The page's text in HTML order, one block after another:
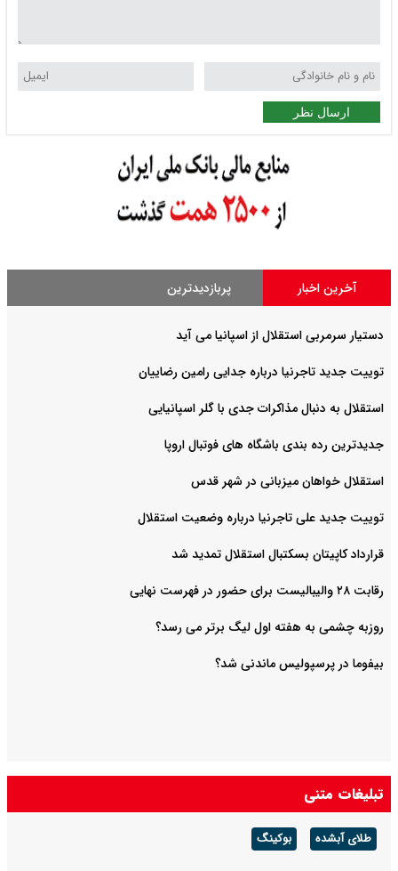
ارسال نظر
آخرین اخبار پربازدیدترین
دستیار سرمربی استقلال از اسپانیا می آید
توییت جدید تاجرنیا درباره جدایی رامین رضاییان
استقلال به دنبال مذاکرات جدی با گلر اسپانیایی
جدیدترین رده بندی باشگاه های فوتبال اروپا
استقلال خواهان میزبانی در شهر قدس
توییت جدید علی تاجرنیا درباره وضعیت استقلال
قرارداد کاپیتان بسکتبال استقلال تمدید شد
رقابت ۲۸ والیبالیست برای حضور در فهرست نهایی
روزبه چشمی به هفته اول لیگ برتر می رسد؟
بیفوما در پرسپولیس ماندنی شد؟
تبلیغات متنی
طلای آبشده بوکینگ